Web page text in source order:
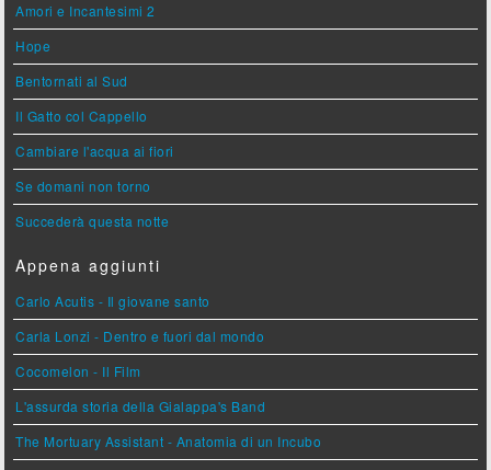
Amori e Incantesimi 2
Hope
Bentornati al Sud
Il Gatto col Cappello
Cambiare l'acqua ai fiori
Se domani non torno
Succederà questa notte
Appena aggiunti
Carlo Acutis - Il giovane santo
Carla Lonzi - Dentro e fuori dal mondo
Cocomelon - Il Film
L'assurda storia della Gialappa's Band
The Mortuary Assistant - Anatomia di un Incubo